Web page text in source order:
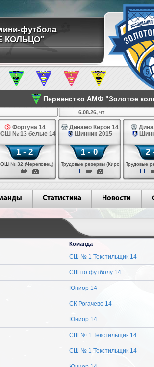
футбола
КОЛЬЦО"
Первенство АМФ "Золотое
Фортуна 14
№ 13 белые 14
1 - 2
№ 32 (Череповец)
6.08.26, чт
Динамо Киров 14
Шинник 2015
1 - 0
Трудовые резервы (Киров)
2
Трудовые
Статистика Новости
Команда
СШ № 1 Текстильщик 14
СШ по футболу 14
Юниор 14
СК Рогачево 14
Юниор 14
СШ № 1 Текстильщик 14
СШ № 1 Текстильщик 14